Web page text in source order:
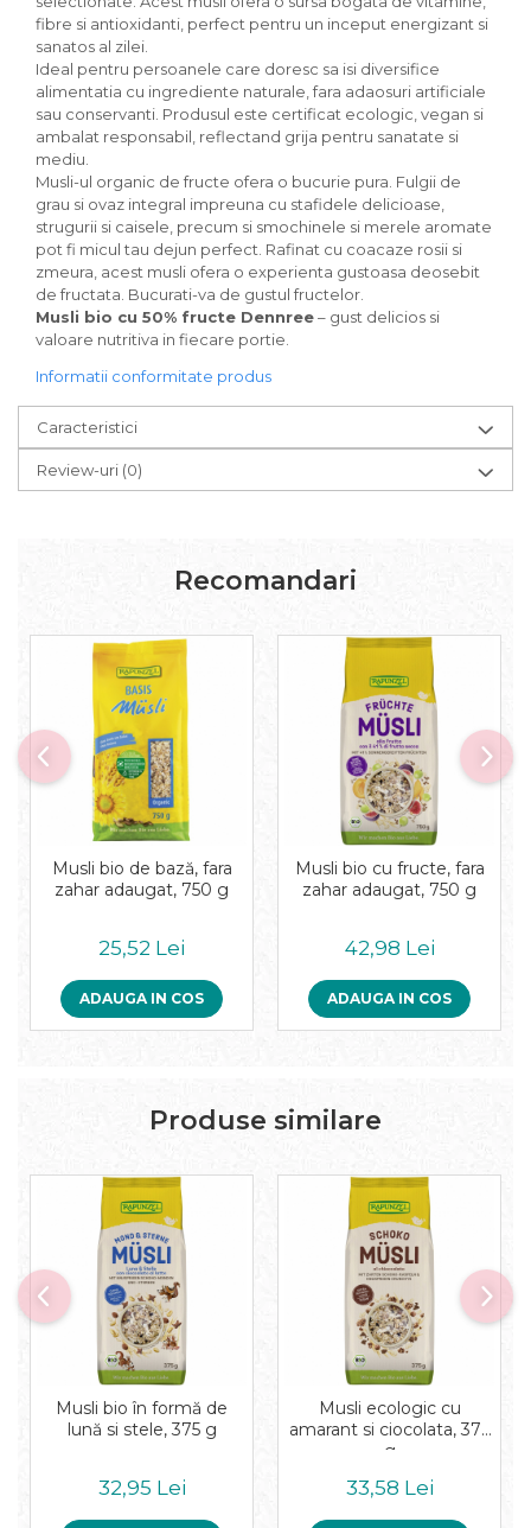
Paste bio fara gluten
Paste bio integrale
Paste bio pentru copii
Paste fainoase bio
Pateu, sosuri si conserve
Conserve de peste bio
Crenvursti si pateu din carne bio
Pateu bio si creme vegetale
Sosuri bio
Produse din tomate
Ketchup bio
Sosuri bio din tomate
Sucuri si bauturi bio
Lapte bio si bauturi vegetale
Sucuri din fructe si legume bio
Superalimente
Uleiuri, grasimi si otet
Ulei de masline bio
Uleiuri esentiale alimentare bio
Uleiuri Oxyguard
fibre si antioxidanti, perfect pentru un inceput energizant si
sanatos al zilei.
Ideal pentru persoanele care doresc sa isi diversifice
alimentatia cu ingrediente naturale, fara adaosuri artificiale
sau conservanti. Produsul este certificat ecologic, vegan si
ambalat responsabil, reflectand grija pentru sanatate si
mediu.
Musli-ul organic de fructe ofera o bucurie pura. Fulgii de
grau si ovaz integral impreuna cu stafidele delicioase,
strugurii si caisele, precum si smochinele si merele aromate
pot fi micul tau dejun perfect. Rafinat cu coacaze rosii si
zmeura, acest musli ofera o experienta gustoasa deosebit
de fructata. Bucurati-va de gustul fructelor.
Musli bio cu 50% fructe Dennree– gust delicios si
valoare nutritiva in fiecare portie.
Informatii conformitate produs
Caracteristici
Review-uri (0)
Recomandari
Musli bio de bază, fara
zahar adaugat, 750 g
25,52 Lei
ADAUGA IN COS
Musli bio cu fructe, fara
zahar adaugat, 750 g
42,98 Lei
ADAUGA IN COS
Produse similare
Musli bio în formă de
lună si stele, 375 g
32,95 Lei
Musli ecologic cu
amarant si ciocolata, 375
g
33,58 Lei